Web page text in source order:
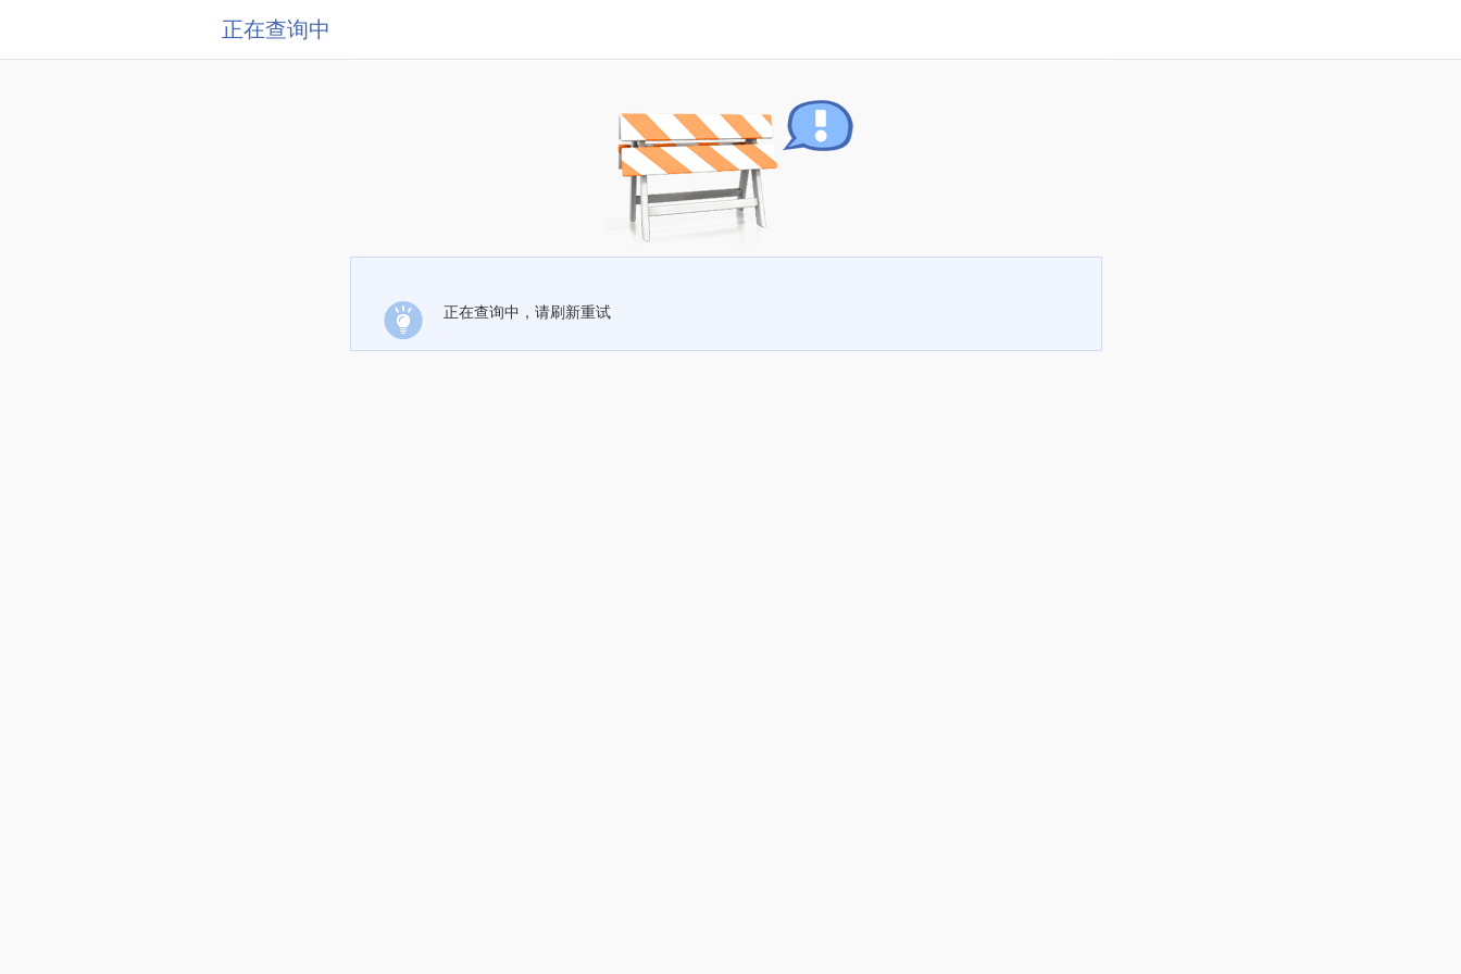
正在查询中
正在查询中，请刷新重试